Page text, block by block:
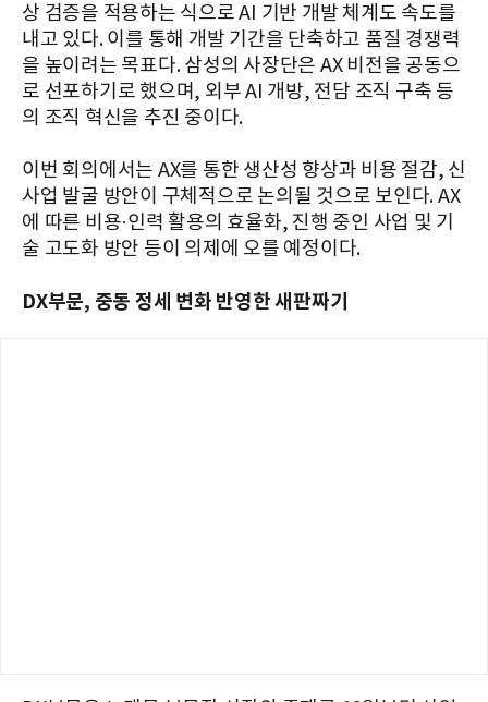
상 검증을 적용하는 식으로 AI 기반 개발 체계도 속도를
내고 있다. 이를 통해 개발 기간을 단축하고 품질 경쟁력
을 높이려는 목표다. 삼성의 사장단은 AX 비전을 공동으
로 선포하기로 했으며, 외부 AI 개방, 전담 조직 구축 등
의 조직 혁신을 추진 중이다.
이번 회의에서는 AX를 통한 생산성 향상과 비용 절감, 신
사업 발굴 방안이 구체적으로 논의될 것으로 보인다. AX
에 따른 비용·인력 활용의 효율화, 진행 중인 사업 및 기
술 고도화 방안 등이 의제에 오를 예정이다.
DX부문, 중동 정세 변화 반영한 새판짜기